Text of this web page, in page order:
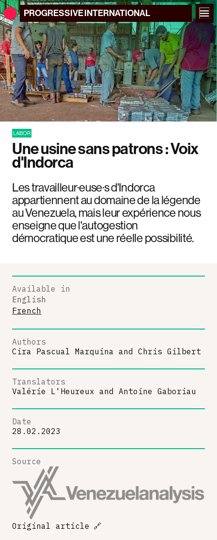
PROGRESSIVEINTERNATIONAL
LABOR
Une usine sans patrons : Voix
d'Indorca
Les travailleur·euse·s d'Indorca
appartiennent au domaine de la légende
au Venezuela, mais leur expérience nous
enseigne que l'autogestion
démocratique est une réelle possibilité.
Available in
English
French
Authors
Cira Pascual Marquina and Chris Gilbert
Translators
Valérie L'Heureux and Antoine Gaboriau
Date
28.02.2023
Source
Original article 🔗